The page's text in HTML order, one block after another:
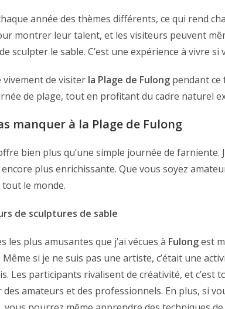
année des thèmes différents, ce qui rend
montrer leur talent, et les visiteurs peuvent
sculpter le sable. C’est une expérience à vivre si
vivement de visiter la Plage de Fulong pendant ce
de plage, tout en profitant du cadre naturel
manquer à la Plage de Fulong
bien plus qu’une simple journée de farniente.
plus enrichissante. Que vous soyez
le monde.
de sculptures de sable
les plus amusantes que j’ai vécues à Fulongest
Même si je ne suis pas une artiste, c’était une
Les participants rivalisent de créativité, et c’est
amateurs et des professionnels. En plus, si